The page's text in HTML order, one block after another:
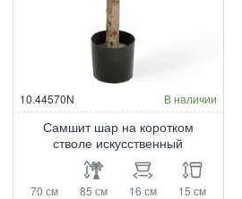
10.44570N В наличии
Самшит шар на коротком
стволе искусственный
70 см 85 см 16 см 15 см